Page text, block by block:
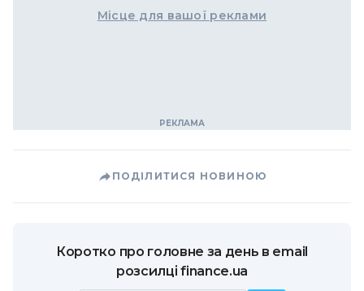
Місце для вашої реклами
ПОДІЛИТИСЯ НОВИНОЮ
Коротко про головне за день в email
розсилці finance.ua